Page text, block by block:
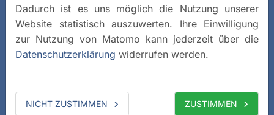
Dadurch ist es uns möglich die Nutzung unserer
Website statistisch auszuwerten. Ihre Einwilligung
zur Nutzung von Matomo kann jederzeit über die
Datenschutzerklärung widerrufen werden.
NICHT ZUSTIMMEN ZUSTIMMEN